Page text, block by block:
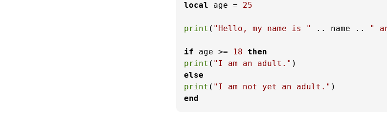
local age = 25
print ( "Hello, my name is " .. name .. "
if age >= 18 then
print ( "I am an adult."
else
print ( "I am not yet an adult."
end